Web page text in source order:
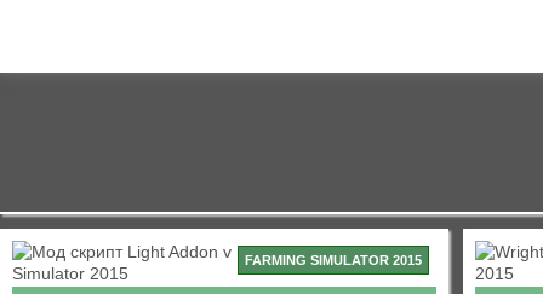
FARMING SIMULATOR 2015